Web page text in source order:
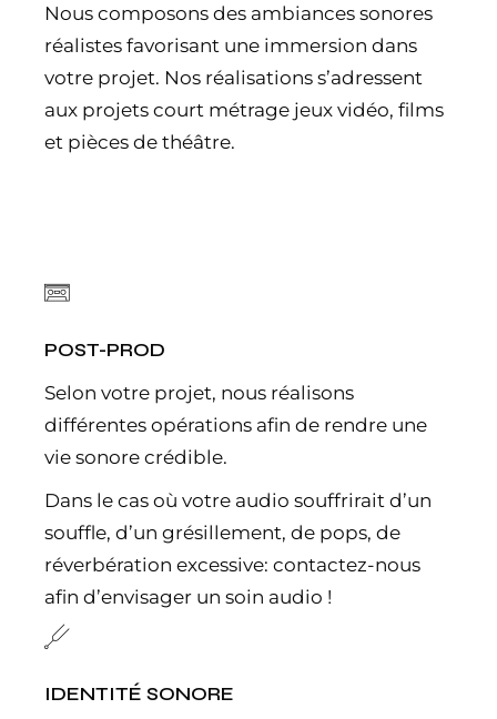
Nous composons des ambiances sonores
réalistes favorisant une immersion dans
votre projet. Nos réalisations s’adressent
aux projets court métrage jeux vidéo, films
et pièces de théâtre.
POST-PROD
Selon votre projet, nous réalisons
différentes opérations afin de rendre une
vie sonore crédible.
Dans le cas où votre audio souffrirait d’un
souffle, d’un grésillement, de pops, de
réverbération excessive: contactez-nous
afin d’envisager un soin audio !
IDENTITÉ SONORE